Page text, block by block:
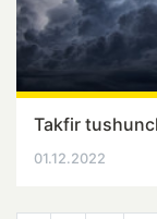
Takfir
01.12.2022